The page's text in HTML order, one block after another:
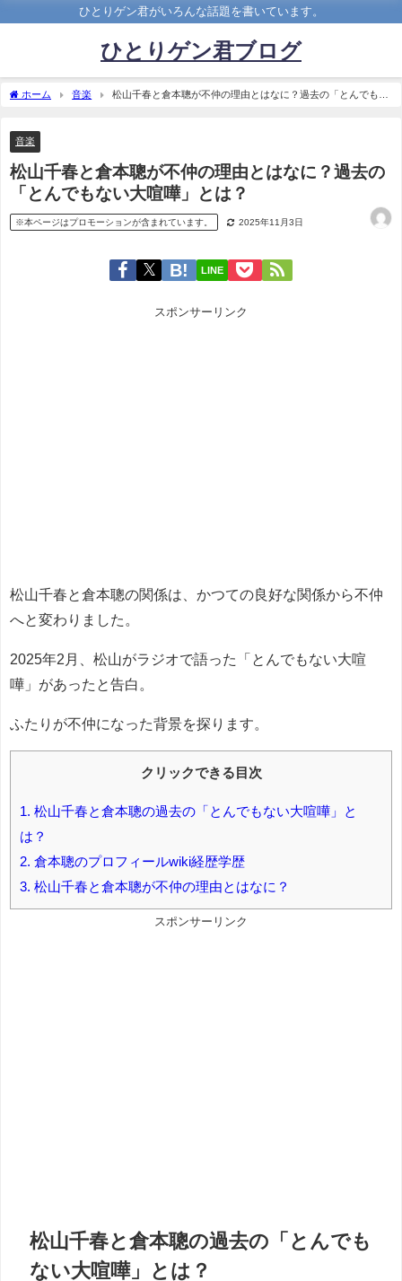
ひとりゲン君がいろんな話題を書いています。
ひとりゲン君ブログ
ホーム 音楽
松山千春と倉本聰が不仲の理由とはなに？過去の「とんでもな
音楽
松山千春と倉本聰が不仲の理由とはなに？過去の
「とんでもない大喧嘩」とは？
※本ページはプロモーションが含まれています。 2025年11月3日
LINE
スポンサーリンク
松山千春と倉本聰の関係は、かつての良好な関係から不仲
へと変わりました。
2025年2月、松山がラジオで語った「とんでもない大喧
嘩」があったと告白。
ふたりが不仲になった背景を探ります。
クリックできる目次
1. 松山千春と倉本聰の過去の「とんでもない大喧嘩」と
は？
2. 倉本聰のプロフィールwiki経歴学歴
3. 松山千春と倉本聰が不仲の理由とはなに？
スポンサーリンク
松山千春と倉本聰の過去の「とんでも
ない大喧嘩」とは？